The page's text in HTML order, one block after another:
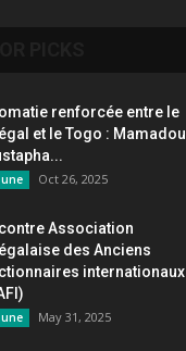
renforcée entre le
et le Togo : Mamadou
Oct 26, 2025
Association
des Anciens
internationaux
May 31, 2025